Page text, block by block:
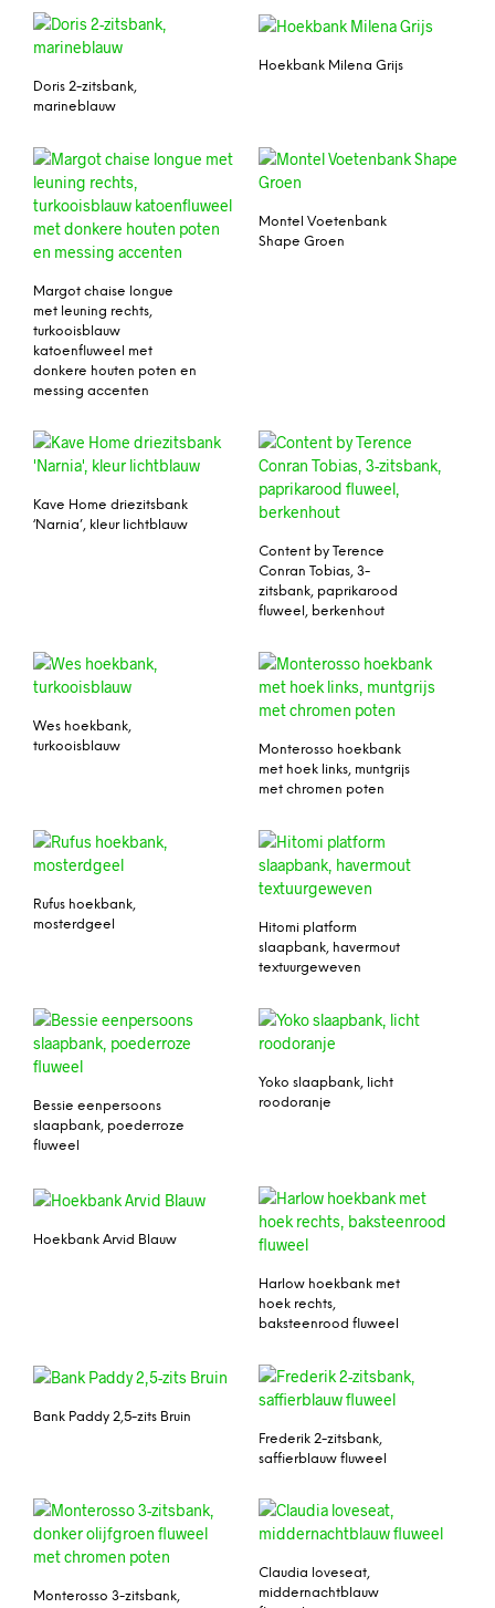
Doris 2-zitsbank,
marineblauw
Hoekbank Milena Grijs
Margot chaise longue
met leuning rechts,
turkooisblauw
katoenfluweel met
donkere houten poten en
messing accenten
Montel Voetenbank
Shape Groen
Kave Home driezitsbank
‘Narnia’, kleur lichtblauw
Content by Terence
Conran Tobias, 3-
zitsbank, paprikarood
fluweel, berkenhout
Wes hoekbank,
turkooisblauw
Monterosso hoekbank
met hoek links, muntgrijs
met chromen poten
Rufus hoekbank,
mosterdgeel
Hitomi platform
slaapbank, havermout
textuurgeweven
Bessie eenpersoons
slaapbank, poederroze
fluweel
Yoko slaapbank, licht
roodoranje
Hoekbank Arvid Blauw
Harlow hoekbank met
hoek rechts,
baksteenrood fluweel
Bank Paddy 2,5-zits Bruin
Frederik 2-zitsbank,
saffierblauw fluweel
Monterosso 3-zitsbank,
Claudia loveseat,
middernachtblauw